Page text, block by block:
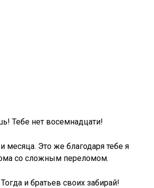
Тебе нет восемнадцати!
месяца. Это же благодаря тебе я
со сложным переломом.
и братьев своих забирай!